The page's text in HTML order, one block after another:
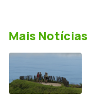
Mais Notícias